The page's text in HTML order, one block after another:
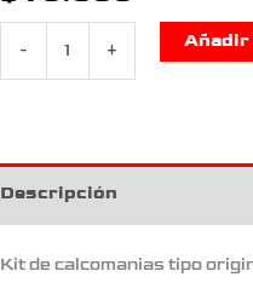
- +
Añadir
Descripción
Kit de calcomanias tipo